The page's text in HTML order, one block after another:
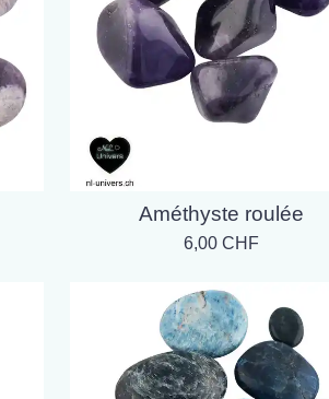
Améthyste roulée
6,00 CHF